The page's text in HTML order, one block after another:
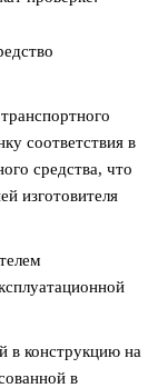
соответствия в
средства, что
изготовителя
в конструкцию на
в